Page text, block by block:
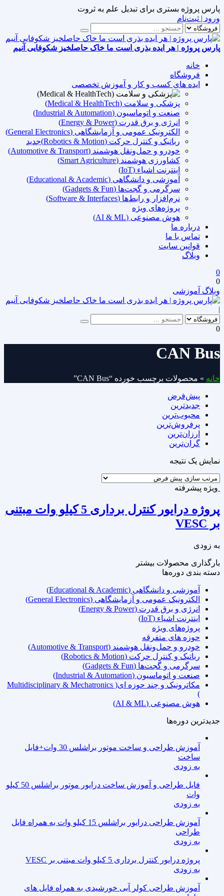
پارس پروژه بستری برای تبدیل علم به ثروت
ورود | ثبت‌نام
پارس پروژه | هر ایده بذری است ما خاک حاصلخیز شکوفایی آنیم
خانه
فروشگاه
ایده های کسب و کار و آموزش تخصصی
پزشکی و سلامت (Medical & HealthTech)
صنعت و اتوماسیون (Industrial & Automation)
انرژی و برق قدرت (Energy & Power)
الکترونیک عمومی و آزمایشگاهی (General Electronics)
رباتیک و کنترل حرکت (Robotics & Motion)
جدید
خودرو و حمل‌ونقل هوشمند (Automotive & Transport)
کشاورزی هوشمند (Smart Agriculture)
اینترنت اشیاء (IoT)
آموزشی و دانشگاهی (Educational & Academic)
سرگرمی و گجت‌ها (Gadgets & Fun)
نرم‌افزار و رابط‌ها (Software & Interfaces)
پروژه‌های ویژه
هوش مصنوعی (AI & ML)
درباره ما
تماس با ما
قوانین سایت
وبلاگ
0
0
وبلاگ آموزشی
|
0
CAN Bus
خانه » محصولات برچسب خورده “CAN Bus”
پیش‌فرض
جدیدترین
محبوب‌ترین
پرفروش‌ترین
ارزان‌ترین
گران‌ترین
نمایش یک نتیجه
ویژه پیشرفته
پروژه درایور کنترل برداری 5 کیلو وات مبتنی
بر VESC
به زودی
بارگذاری محصولات بیشتر
دسته‌ بندی دوره‌ها
آموزشی و دانشگاهی (Educational & Academic)
الکترونیک عمومی و آزمایشگاهی (General Electronics)
انرژی و برق قدرت (Energy & Power)
اینترنت اشیاء (IoT)
پروژه‌های ویژه
حوزه های متفرقه
خودرو و حمل‌ونقل هوشمند (Automotive & Transport)
رباتیک و کنترل حرکت (Robotics & Motion)
سرگرمی و گجت‌ها (Gadgets & Fun)
صنعت و اتوماسیون (Industrial & Automation)
مکاترونیک و چند حوزه ای( Multidisciplinary & Mechatronics
)
هوش مصنوعی (AI & ML)
جدیدترین دوره‌ها
آموزش طراحی و ساخت موتور براشلس 30 وات+فایل
ساخت
به زودی
فایل طراحی و آموزش ساخت درایور موتور براشلس 50 کیلو
وات
به زودی
آموزش طراحی درایور براشلس 15 کیلو وات به همراه فایل
طراحی
به زودی
پروژه درایور کنترل برداری 5 کیلو وات مبتنی بر VESC
به زودی
آموزش طراحی کولر آبی خورشیدی به همراه فایل های